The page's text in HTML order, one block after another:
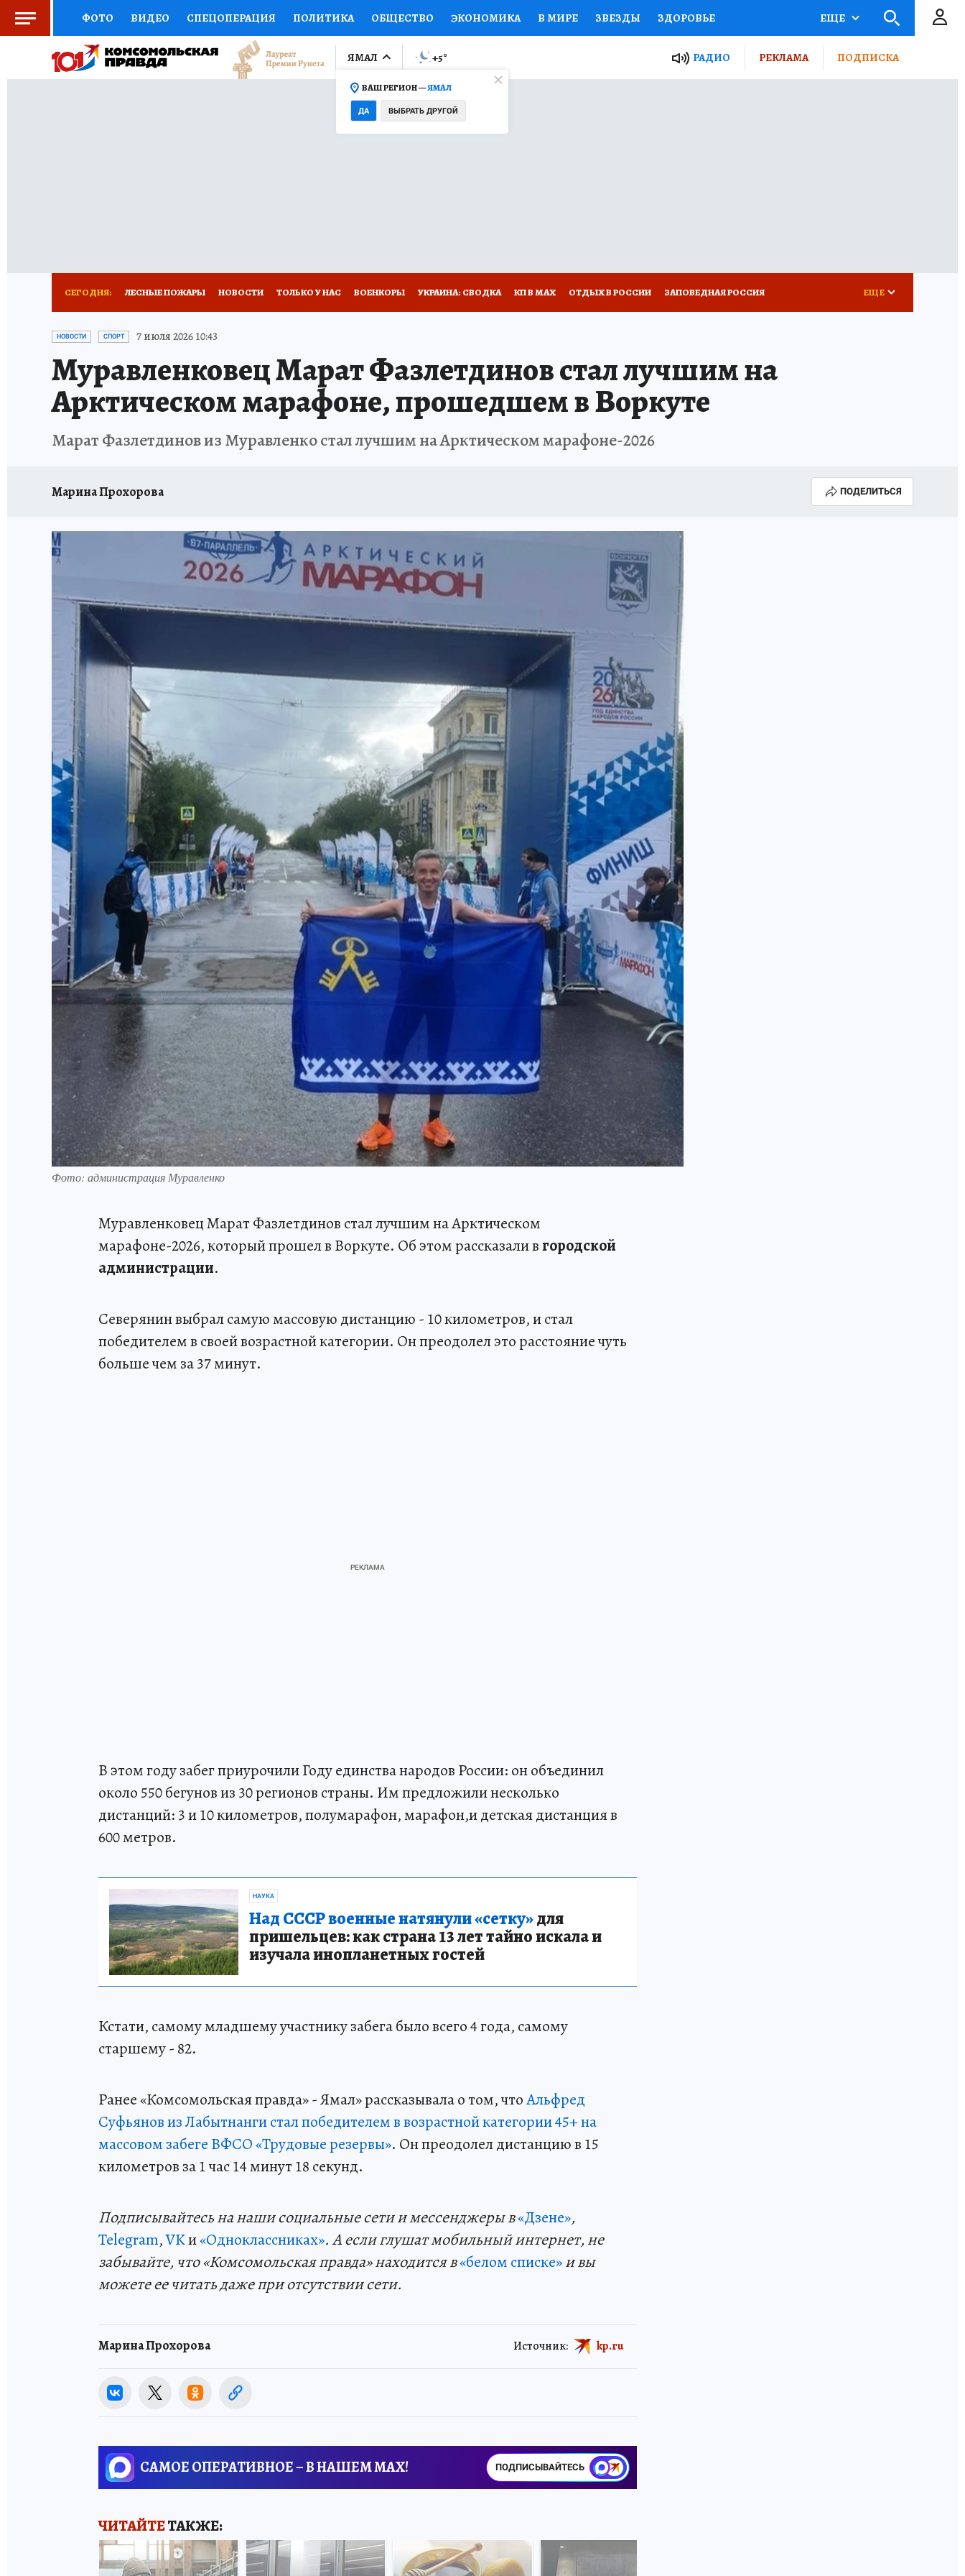
ФОТО ВИДЕО СПЕЦОПЕРАЦИЯ ПОЛИТИКА ОБЩЕСТВО ЭКОНОМИКА В МИРЕ ЗВЕЗДЫ ЗДОРОВЬЕ
СОЦПОДДЕРЖКА НАУКА СПОРТ КОЛУМНИСТЫ ПРОИСШЕСТВИЯ НАЦИОНАЛЬНЫЕ ПРОЕКТЫ РОССИИ
ОТКРЫВАЕМ МИР
ПРОМОКОДЫ СЕРИАЛЫ
ЕЩЕ
ЯМАЛ
ВАШ РЕГИОН —ЯМАЛ
ДА ВЫБРАТЬ ДРУГОЙ
+5° РАДИО РЕКЛАМА ПОДПИСКА
СЕГОДНЯ: ЛЕСНЫЕ ПОЖАРЫ НОВОСТИ ТОЛЬКО У НАС ВОЕНКОРЫ УКРАИНА: СВОДКА КП В МАХ ОТДЫХ В РОССИИ ЗАПОВЕДНАЯ РОССИЯ
ПРОИСШЕСТВИЯ АФИША
ЕЩЕ
НОВОСТИ СПОРТ 7 июля 2026 10:43
Муравленковец Марат Фазлетдинов стал лучшим на
Арктическом марафоне, прошедшем в Воркуте
Марат Фазлетдинов из Муравленко стал лучшим на Арктическом марафоне-2026
Марина Прохорова ПОДЕЛИТЬСЯ
Фото: администрация Муравленко
Муравленковец Марат Фазлетдинов стал лучшим на Арктическом
марафоне-2026, который прошел в Воркуте. Об этом рассказали вгородской
администрации.
Северянин выбрал самую массовую дистанцию - 10 километров, и стал
победителем в своей возрастной категории. Он преодолел это расстояние чуть
больше чем за 37 минут.
В этом году забег приурочили Году единства народов России: он объединил
около 550 бегунов из 30 регионов страны. Им предложили несколько
дистанций: 3 и 10 километров, полумарафон, марафон,и детская дистанция в
600 метров.
НАУКА
Над СССР военные натянули «сетку»для
пришельцев: как страна 13 лет тайно искала и
изучала инопланетных гостей
Кстати, самому младшему участнику забега было всего 4 года, самому
старшему - 82.
Ранее «Комсомольская правда» - Ямал» рассказывала о том, чтоАльфред
Суфьянов из Лабытнанги стал победителем в возрастной категории 45+ на
массовом забеге ВФСО «Трудовые резервы». Он преодолел дистанцию в 15
километров за 1 час 14 минут 18 секунд.
Подписывайтесь на наши социальные сети и мессенджеры в«Дзене»,
Telegram,VKи«Одноклассниках». А если глушат мобильный интернет, не
забывайте, что «Комсомольская правда» находится в«белом списке»и вы
можете ее читать даже при отсутствии сети.
Марина Прохорова Источник: kp.ru
САМОЕ ОПЕРАТИВНОЕ – В НАШЕМ MAX! ПОДПИСЫВАЙТЕСЬ
ЧИТАЙТЕТАКЖЕ: